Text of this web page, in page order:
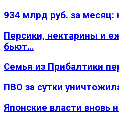
934 млрд руб. за
Персики, нектарины и
бьют…
Семья из Прибалтики
ПВО за сутки
Японские власти вновь